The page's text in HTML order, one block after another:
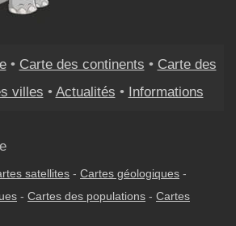
• Carte des continents • Carte des
villes • Actualités • Informations
satellites - Cartes géologiques -
- Cartes des populations - Cartes